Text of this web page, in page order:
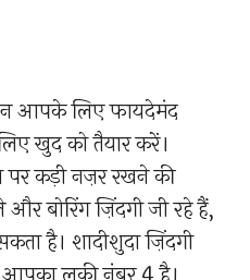
आपके लिए फायदेमंद
खुद को तैयार करें।
पर कड़ी नज़र रखने की
बोरिंग ज़िंदगी जी रहे हैं,
है। शादीशुदा ज़िंदगी